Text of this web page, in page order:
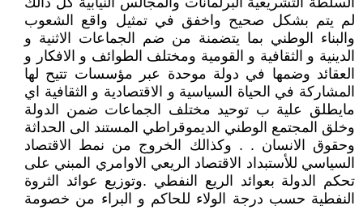
لم يتم بشكل صحيح واخفق في تمثيل واقع الشعوب
والبناء الوطني بما يتضمنة من ضم الجماعات الاثنية و
الدينية و الثقافية و القومية ومختلف الطوائف و الافكار و
العقائد وضمها في دولة موحدة عبر مؤسسات تتيح لها
المشاركة في الحياة السياسية و الاقتصادية و الثقافية اي
مايطلق علية ب توحيد مختلف الجماعات ضمن الدولة
وخلق المجتمع الوطني الديموقراطي المستند الى الحداثة
وحقوق الانسان . . وكذالك الخروج من نمط الاقتصاد
السياسي للأستبداد الاقتصاد الريعي الاوامري المبني على
تحكم الدولة بعوائد الريع النفطي .وتوزيع عوائد الثروة
النفطية حسب درجة الولاء للحاكم و البراء من خصومة